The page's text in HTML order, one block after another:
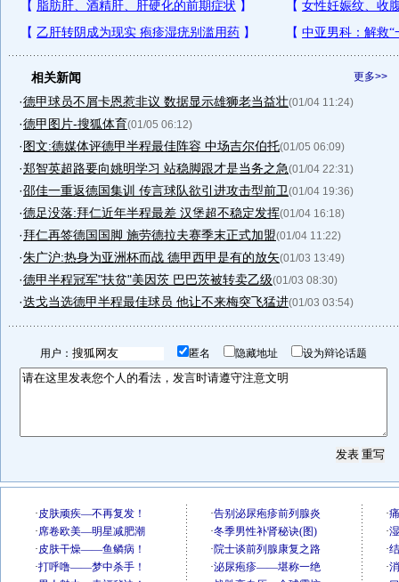
更多>>
相关新闻
·德甲球员不屑卡恩惹非议 数据显示雄狮老当益壮(01/04 11:24)
·德甲图片-搜狐体育(01/05 06:12)
·图文:德媒体评德甲半程最佳阵容 中场吉尔伯托(01/05 06:09)
·郑智英超路要向姚明学习 站稳脚跟才是当务之急(01/04 22:31)
·邵佳一重返德国集训 传言球队欲引进攻击型前卫(01/04 19:36)
·德足没落:拜仁近年半程最差 汉堡超不稳定发挥(01/04 16:18)
·拜仁再签德国国脚 施劳德拉夫赛季末正式加盟(01/04 11:22)
·朱广沪:热身为亚洲杯而战 德甲西甲是有的放矢(01/03 13:49)
·德甲半程冠军"扶贫"美因茨 巴巴茨被转卖乙级(01/03 08:30)
·迭戈当选德甲半程最佳球员 他让不来梅突飞猛进(01/03 03:54)
用户： 匿名 隐藏地址 设为辩论话题